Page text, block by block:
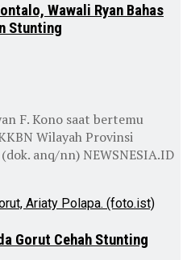
Wawali Ryan Bahas
Stunting
F. Kono saat bertemu
Wilayah Provinsi
anq/nn) NEWSNESIA.ID
Gorut Cehah Stunting